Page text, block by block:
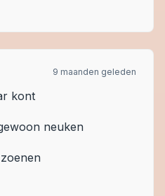
9 maanden geleden
kont
neuken